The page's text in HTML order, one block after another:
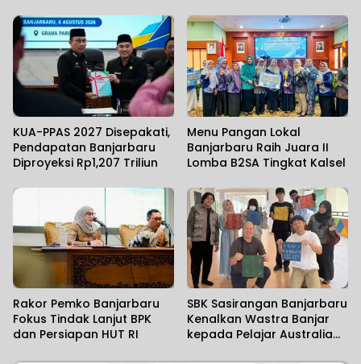
KUA-PPAS 2027 Disepakati,
Pendapatan Banjarbaru
Diproyeksi Rp1,207 Triliun
Menu Pangan Lokal
Banjarbaru Raih Juara II
Lomba B2SA Tingkat Kalsel
Rakor Pemko Banjarbaru
Fokus Tindak Lanjut BPK
dan Persiapan HUT RI
SBK Sasirangan Banjarbaru
Kenalkan Wastra Banjar
kepada Pelajar Australia